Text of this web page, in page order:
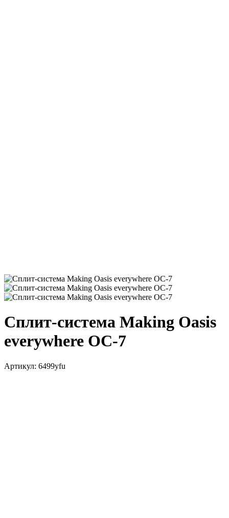
Сплит-система Making Оasis
everywhere OC-7
Артикул: 6499yfu